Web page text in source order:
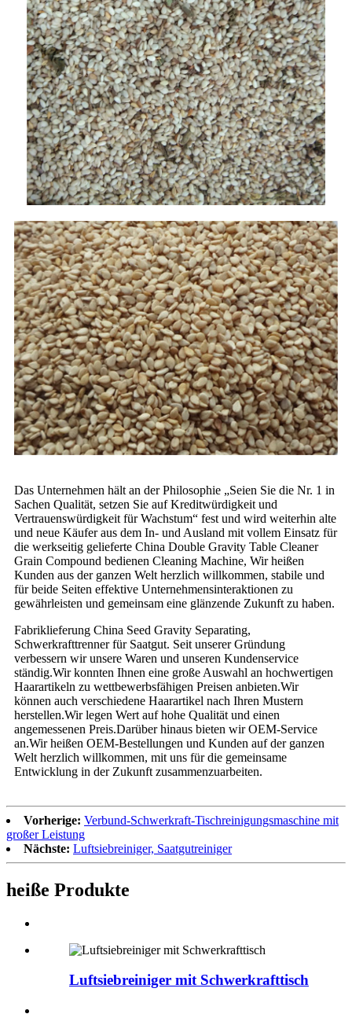
Das Unternehmen hält an der Philosophie „Seien Sie die Nr. 1 in
Sachen Qualität, setzen Sie auf Kreditwürdigkeit und
Vertrauenswürdigkeit für Wachstum“ fest und wird weiterhin alte
und neue Käufer aus dem In- und Ausland mit vollem Einsatz für
die werkseitig gelieferte China Double Gravity Table Cleaner
Grain Compound bedienen Cleaning Machine, Wir heißen
Kunden aus der ganzen Welt herzlich willkommen, stabile und
für beide Seiten effektive Unternehmensinteraktionen zu
gewährleisten und gemeinsam eine glänzende Zukunft zu haben.
Fabriklieferung China Seed Gravity Separating,
Schwerkrafttrenner für Saatgut. Seit unserer Gründung
verbessern wir unsere Waren und unseren Kundenservice
ständig.Wir konnten Ihnen eine große Auswahl an hochwertigen
Haarartikeln zu wettbewerbsfähigen Preisen anbieten.Wir
können auch verschiedene Haarartikel nach Ihren Mustern
herstellen.Wir legen Wert auf hohe Qualität und einen
angemessenen Preis.Darüber hinaus bieten wir OEM-Service
an.Wir heißen OEM-Bestellungen und Kunden auf der ganzen
Welt herzlich willkommen, mit uns für die gemeinsame
Entwicklung in der Zukunft zusammenzuarbeiten.
Vorherige: Verbund-Schwerkraft-Tischreinigungsmaschine mit
großer Leistung
Nächste: Luftsiebreiniger, Saatgutreiniger
heiße Produkte
Luftsiebreiniger mit Schwerkrafttisch